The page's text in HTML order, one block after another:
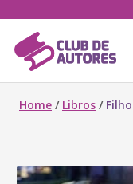
Home / Libros /